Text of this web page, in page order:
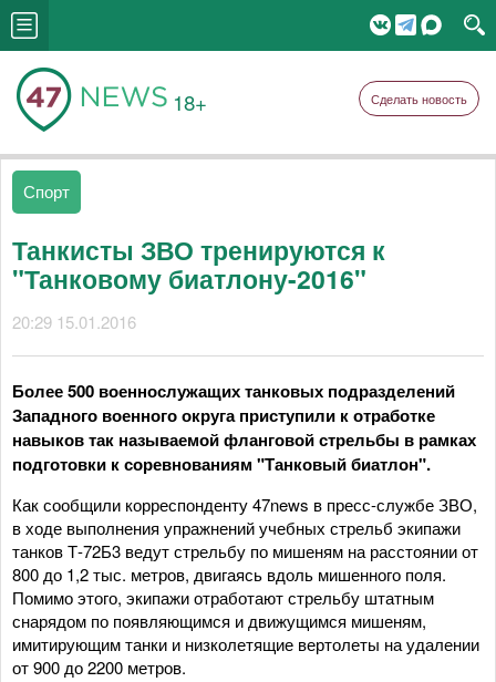
18+ Сделать новость
Спорт
Танкисты ЗВО тренируются к
"Танковому биатлону-2016"
20:29 15.01.2016
Более 500 военнослужащих танковых подразделений
Западного военного округа приступили к отработке
навыков так называемой фланговой стрельбы в рамках
подготовки к соревнованиям "Танковый биатлон".
Как сообщили корреспонденту 47news в пресс-службе ЗВО,
в ходе выполнения упражнений учебных стрельб экипажи
танков Т-72Б3 ведут стрельбу по мишеням на расстоянии от
800 до 1,2 тыс. метров, двигаясь вдоль мишенного поля.
Помимо этого, экипажи отработают стрельбу штатным
снарядом по появляющимся и движущимся мишеням,
имитирующим танки и низколетящие вертолеты на удалении
от 900 до 2200 метров.